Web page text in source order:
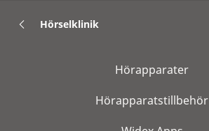
Hörselklinik
Hörapparater
Hörapparatstillbehör